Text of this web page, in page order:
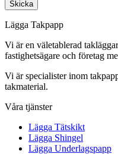
Skicka
Lägga Takpapp
Vi är en väletablerad
fastighetsägare och företag
Vi är specialister inom
takmaterial.
Våra tjänster
Lägga Tätskikt
Lägga Shingel
Lägga Underlagspapp